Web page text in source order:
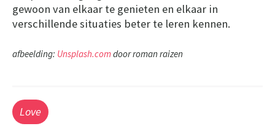
gewoon van elkaar te genieten en elkaar in
verschillende situaties beter te leren kennen.
afbeelding: Unsplash.comdoor roman raizen
Love